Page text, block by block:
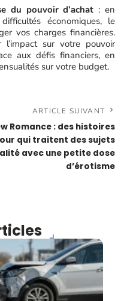
du pouvoir d’achat : en
économiques, le
vos charges financières.
sur votre pouvoir
aux défis financiers, en
sur votre budget.
ARTICLE SUIVANT
Romance : des histoires
qui traitent des sujets
avec une petite dose
d’érotisme